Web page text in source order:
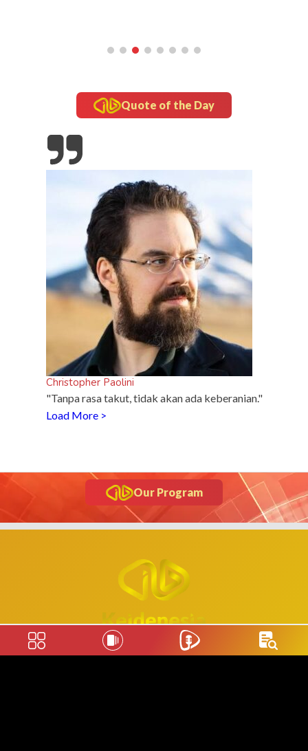
Quote of the Day
Christopher Paolini
"Tanpa rasa takut, tidak akan ada keberanian."
Load More >
Our Program
About Us